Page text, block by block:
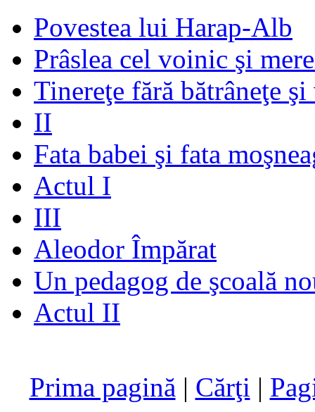
Povestea lui Harap-Alb
Prâslea cel voinic şi
Tinereţe fără bătrâneţe
II
Fata babei şi fata
Actul I
III
Aleodor Împărat
Un pedagog de şcoală
Actul II
Prima pagină | Cărţi |